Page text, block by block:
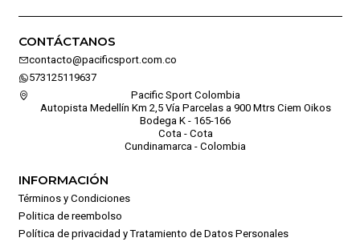
CONTÁCTANOS
contacto@pacificsport.com.co
573125119637
Pacific Sport Colombia
Autopista Medellín Km 2,5 Vía Parcelas a 900 Mtrs Ciem Oikos
Bodega K - 165-166
Cota - Cota
Cundinamarca - Colombia
INFORMACIÓN
Términos y Condiciones
Politica de reembolso
Política de privacidad y Tratamiento de Datos Personales